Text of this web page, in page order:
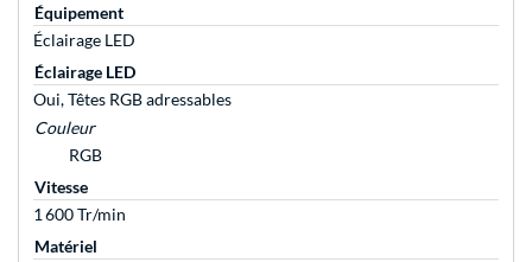
Équipement
Éclairage LED
Éclairage LED
Oui, Têtes RGB adressables
Couleur
RGB
Vitesse
1 600 Tr/min
Matériel